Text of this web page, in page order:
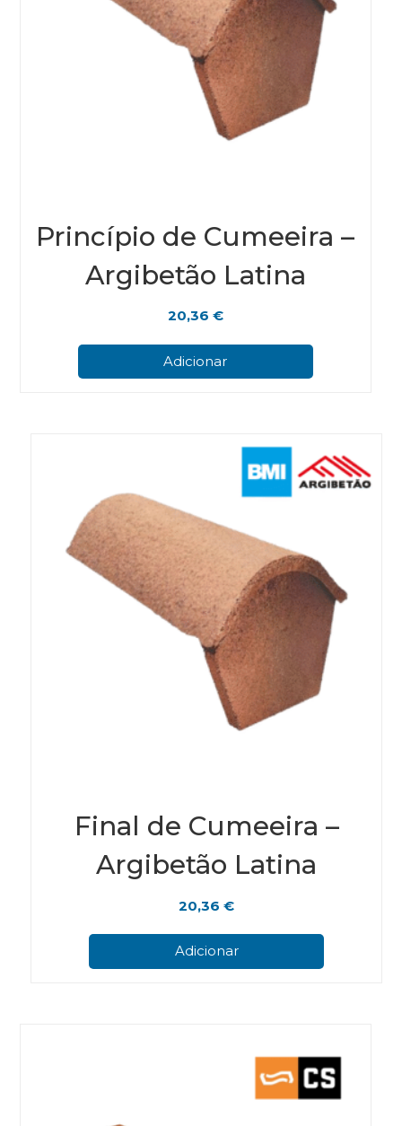
Princípio de Cumeeira –
Argibetão Latina
20,36 €
Adicionar
Final de Cumeeira –
Argibetão Latina
20,36€
Adicionar